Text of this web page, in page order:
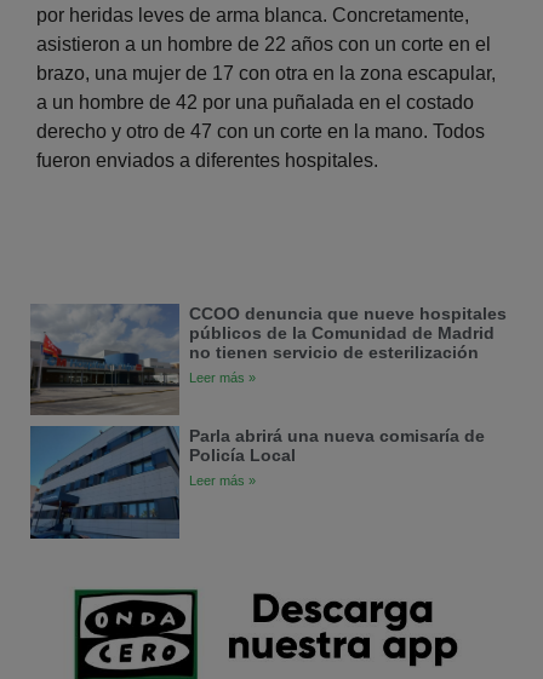
por heridas leves de arma blanca. Concretamente,
asistieron a un hombre de 22 años con un corte en el
brazo, una mujer de 17 con otra en la zona escapular,
a un hombre de 42 por una puñalada en el costado
derecho y otro de 47 con un corte en la mano. Todos
fueron enviados a diferentes hospitales.
CCOO denuncia que nueve hospitales
públicos de la Comunidad de Madrid
no tienen servicio de esterilización
Leer más »
Parla abrirá una nueva comisaría de
Policía Local
Leer más »